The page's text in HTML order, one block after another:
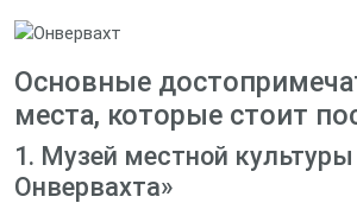
Основные
места, которые стоит
1. Музей местной
Онвервахта»